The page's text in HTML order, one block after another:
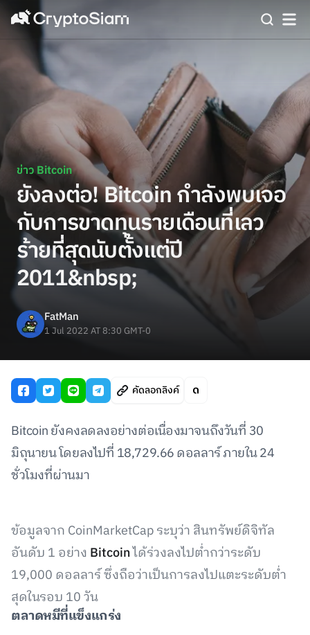
ข่าว Bitcoin
ยังลงต่อ! Bitcoin กำลังพบเจอ
กับการขาดทุนรายเดือนที่เลว
ร้ายที่สุดนับตั้งแต่ปี
2011&nbsp;
FatMan
1 Jul 2022 AT 8:30 GMT-0
คัดลอกลิงค์
Bitcoin ยังคงลดลงอย่างต่อเนื่องมาจนถึงวันที่ 30
มิถุนายน โดยลงไปที่ 18,729.66 ดอลลาร์ ภายใน 24
ชั่วโมงที่ผ่านมา
ข้อมูลจาก CoinMarketCap ระบุว่า สินทรัพย์ดิจิทัล
อันดับ 1 อย่าง Bitcoinได้ร่วงลงไปต่ำกว่าระดับ
19,000 ดอลลาร์ ซึ่งถือว่าเป็นการลงไปแตะระดับต่ำ
สุดในรอบ 10 วัน
ตลาดหมีที่แข็งแกร่ง